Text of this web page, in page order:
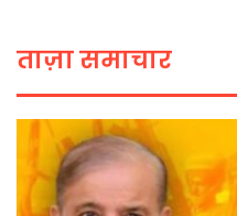
ताज़ा समाचार